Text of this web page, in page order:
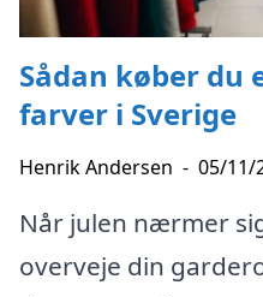
Sådan køber du
farver i Sverige
Henrik Andersen - 05/11/
Når julen nærmer
overveje din